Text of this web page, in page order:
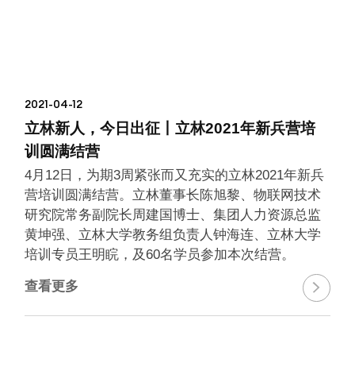
2021-04-12
立林新人，今日出征丨立林2021年新兵营培
训圆满结营
4月12日，为期3周紧张而又充实的立林2021年新兵
营培训圆满结营。立林董事长陈旭黎、物联网技术
研究院常务副院长周建国博士、集团人力资源总监
黄坤强、立林大学教务组负责人钟海连、立林大学
培训专员王明睆，及60名学员参加本次结营。
查看更多 